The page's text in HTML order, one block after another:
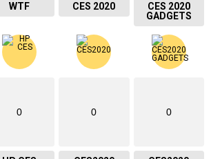
WTF CES 2020
CES 2020
GADGETS
0 0 0